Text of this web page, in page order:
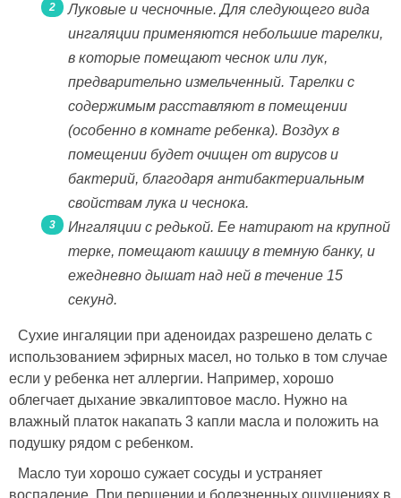
Луковые и чесночные. Для следующего вида
ингаляции применяются небольшие тарелки,
в которые помещают чеснок или лук,
предварительно измельченный. Тарелки с
содержимым расставляют в помещении
(особенно в комнате ребенка). Воздух в
помещении будет очищен от вирусов и
бактерий, благодаря антибактериальным
свойствам лука и чеснока.
Ингаляции с редькой. Ее натирают на крупной
терке, помещают кашицу в темную банку, и
ежедневно дышат над ней в течение 15
секунд.
Сухие ингаляции при аденоидах разрешено делать с
использованием эфирных масел, но только в том случае
если у ребенка нет аллергии. Например, хорошо
облегчает дыхание эвкалиптовое масло. Нужно на
влажный платок накапать 3 капли масла и положить на
подушку рядом с ребенком.
Масло туи хорошо сужает сосуды и устраняет
воспаление. При першении и болезненных ощущениях в